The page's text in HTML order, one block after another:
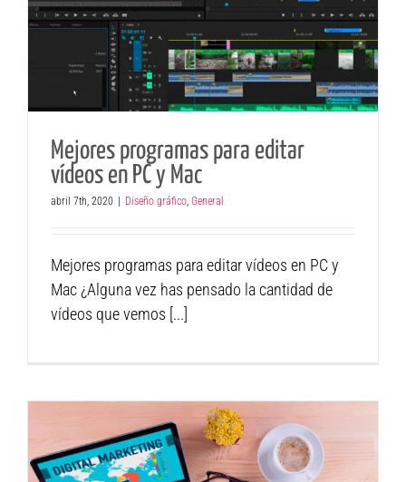
Mejores programas para editar
vídeos en PC y Mac
abril 7th, 2020 | Diseño gráfico, General
Mejores programas para editar vídeos en PC y
Mac ¿Alguna vez has pensado la cantidad de
vídeos que vemos [...]